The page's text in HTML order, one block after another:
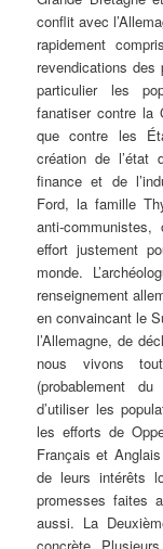
conflit avec
rapidement
revendications
particulier les
fanatiser contre la
que contre les
création de l’état
finance et de
Ford, la famille
anti-
effort justement
monde.
renseignement
en convaincant le
l’Allemagne, de
nous vivons
(probablement
d’utiliser les
les efforts de
Français et
de leurs intérêts
promesses faites
aussi. La